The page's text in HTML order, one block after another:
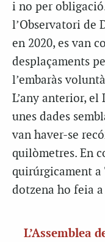
i no per
l’Observatori de
en 2020, es van
desplaçaments
l’embaràs
L’any anterior,
unes dades
van haver-se
quilòmetres. En
quirúrgicament a
dotzena ho feia
L’Assemblea